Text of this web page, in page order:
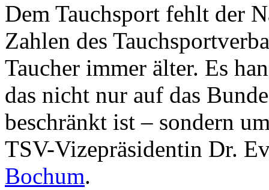
Dem Tauchsport fehlt der
Zahlen des
Taucher immer älter. Es
das nicht nur auf das
beschränkt ist – sondern
TSV-Vizepräsidentin Dr.
Bochum.